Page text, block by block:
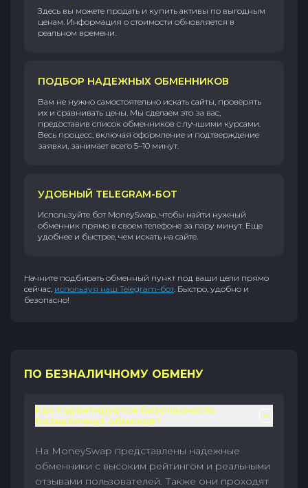
Здесь вы можете продать и купить активы по выгодным
ценам. Информация о стоимости обновляется в
реальном времени.
ПОДБОР НАДЕЖНЫХ ОБМЕННИКОВ
Вам не нужно самостоятельно искать сайты, проверять
их и сравнивать цены. Мы сделаем это за вас,
предоставив список обменников с лучшими курсами.
Весь процесс, включая оформление и подтверждение
заявки, занимает всего 5–10 минут.
УДОБНЫЙ TELEGRAM-БОТ
Используйте бот MoneySwap, чтобы найти нужный
обменник прямо в своем телефоне за пару минут. Еще
удобнее и быстрее, чем искать на сайте.
Начните подбирать обменный пункт под ваши цели прямо
сейчас, используя наш Telegram-бот. Быстро, удобно и
безопасно!
ПО БЕЗНАЛИЧНОМУ ОБМЕНУ
Как гарантируется безопасность
безналичных обменов?
На MoneySwap представлены надежные
обменники с высоким рейтингом и реальными
отзывами пользователей. Также они проходят